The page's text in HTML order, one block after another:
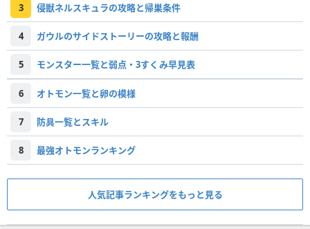
3 侵獣ネルスキュラの攻略と帰巣条件
4 ガウルのサイドストーリーの攻略と報酬
5 モンスター一覧と弱点・3すくみ早見表
6 オトモン一覧と卵の模様
7 防具一覧とスキル
8 最強オトモンランキング
人気記事ランキングをもっと見る